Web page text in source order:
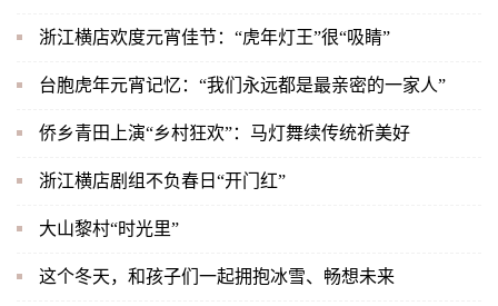
浙江横店欢度元宵佳节：“虎年灯王”很“吸睛”
台胞虎年元宵记忆：“我们永远都是最亲密的一家人”
侨乡青田上演“乡村狂欢”：马灯舞续传统祈美好
浙江横店剧组不负春日“开门红”
大山黎村“时光里”
这个冬天，和孩子们一起拥抱冰雪、畅想未来